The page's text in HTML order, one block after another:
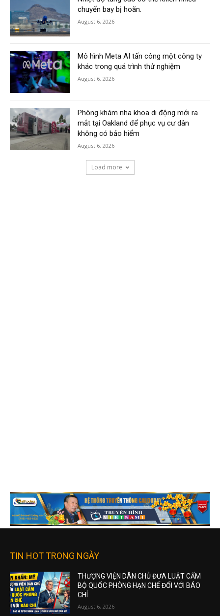
chuyến bay bị hoãn.
August 6, 2026
Mô hình Meta AI tấn công một công ty
khác trong quá trình thử nghiệm
August 6, 2026
Phòng khám nha khoa di động mới ra
mắt tại Oakland để phục vụ cư dân
không có bảo hiểm
August 6, 2026
Load more
TIN HOT TRONG NGÀY
THƯỢNG VIỆN DÂN CHỦ ĐƯA LUẬT CẤM
BỘ QUỐC PHÒNG HẠN CHẾ ĐỐI VỚI BÁO
CHÍ
August 6, 2026